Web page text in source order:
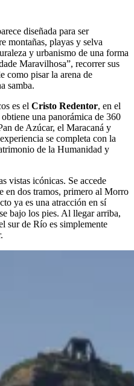
diseñada para ser
montañas, playas y selva
y urbanismo de una forma
Maravilhosa”, recorrer sus
como pisar la arena de
samba.
es el Cristo Redentor, en el
una panorámica de 360
de Azúcar, el Maracaná y
se completa con la
de la Humanidad y
vistas icónicas. Se accede
en dos tramos, primero al Morro
ya es una atracción en sí
bajo los pies. Al llegar arriba,
sur de Río es simplemente